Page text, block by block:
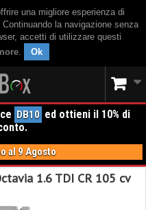
una migliore esperienza di
la navigazione senza
accetti di utilizzare questi
. Ok
DB10 ed ottieni il 10% di
al 9 Agosto
1.6 TDI CR 105 cv